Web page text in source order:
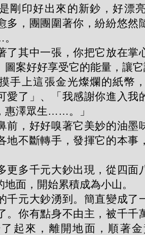
剛印好出來的新鈔，好漂
多，團團圍著你，紛紛悠然
了其中一張，你把它放在掌
圖案好好享受它的能量，讓
手上這張金光燦爛的紙幣
愛了」、「我感謝你進入我
惠澤眾生……。」
前，好好嗅著它美妙的油墨
地不斷轉手，發揮它的本事
更多千元大鈔出現，從四面
面，開始累積成為小山。
千元大鈔湧到。簡直變成了
。你有點身不由主，被千千
起來，離開地面，順著